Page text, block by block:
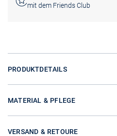
mit dem Friends Club
PRODUKTDETAILS
MATERIAL & PFLEGE
VERSAND & RETOURE